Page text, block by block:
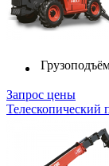
Запрос цены
Телескопический